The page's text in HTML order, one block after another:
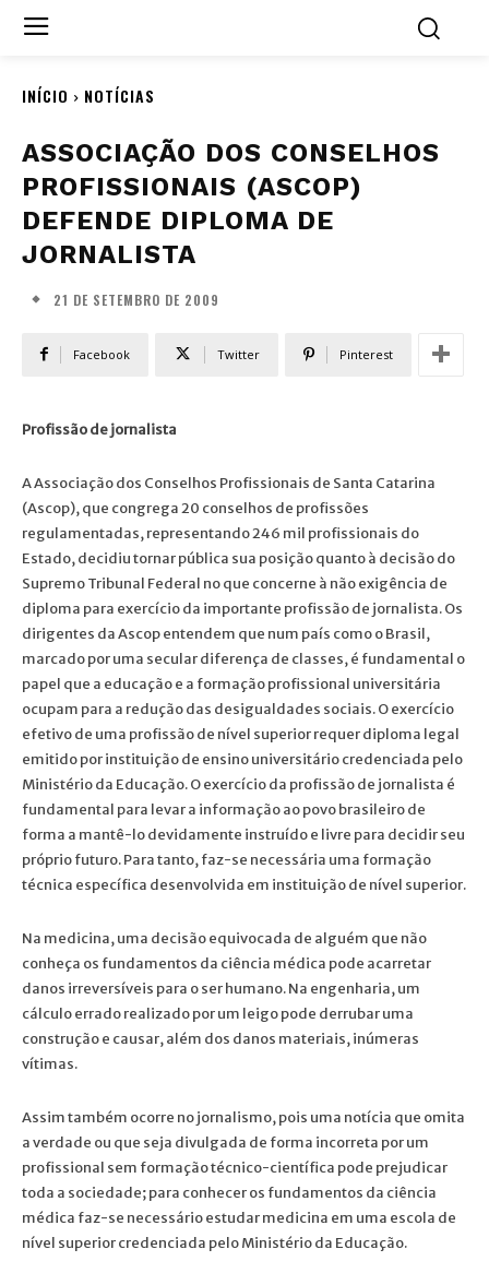
INÍCIO NOTÍCIAS
ASSOCIAÇÃO DOS CONSELHOS
PROFISSIONAIS (ASCOP)
DEFENDE DIPLOMA DE
JORNALISTA
21 DE SETEMBRO DE 2009
Facebook Twitter Pinterest
Profissão de jornalista
A Associação dos Conselhos Profissionais de Santa Catarina
(Ascop), que congrega 20 conselhos de profissões
regulamentadas, representando 246 mil profissionais do
Estado, decidiu tornar pública sua posição quanto à decisão do
Supremo Tribunal Federal no que concerne à não exigência de
diploma para exercício da importante profissão de jornalista. Os
dirigentes da Ascop entendem que num país como o Brasil,
marcado por uma secular diferença de classes, é fundamental o
papel que a educação e a formação profissional universitária
ocupam para a redução das desigualdades sociais. O exercício
efetivo de uma profissão de nível superior requer diploma legal
emitido por instituição de ensino universitário credenciada pelo
Ministério da Educação. O exercício da profissão de jornalista é
fundamental para levar a informação ao povo brasileiro de
forma a mantê-lo devidamente instruído e livre para decidir seu
próprio futuro. Para tanto, faz-se necessária uma formação
técnica específica desenvolvida em instituição de nível superior.
Na medicina, uma decisão equivocada de alguém que não
conheça os fundamentos da ciência médica pode acarretar
danos irreversíveis para o ser humano. Na engenharia, um
cálculo errado realizado por um leigo pode derrubar uma
construção e causar, além dos danos materiais, inúmeras
vítimas.
Assim também ocorre no jornalismo, pois uma notícia que omita
a verdade ou que seja divulgada de forma incorreta por um
profissional sem formação técnico-científica pode prejudicar
toda a sociedade; para conhecer os fundamentos da ciência
médica faz-se necessário estudar medicina em uma escola de
nível superior credenciada pelo Ministério da Educação.